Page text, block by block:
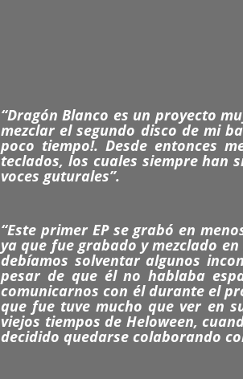
“Dragón Blanco es un proyecto
mezclar el segundo disco de mi
poco tiempo!. Desde entonces
teclados, los cuales siempre han
voces guturales”.
“Este primer EP se grabó en
ya que fue grabado y mezclado
debíamos solventar algunos
pesar de que él no hablaba
comunicarnos con él durante el
que fue tuve mucho que ver en
viejos tiempos de Heloween,
decidido quedarse colaborando